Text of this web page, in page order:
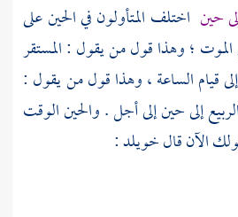
حين اختلف المتأولون في الحين على
الموت ؛ وهذا قول من يقول : المستقر
إلى قيام الساعة ، وهذا قول من يقول :
الربيعإلى حين إلى أجل . والحين الوقت
الآن قالخويلد: